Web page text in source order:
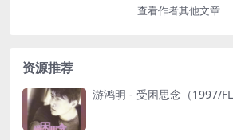
查看作者其他文章
资源推荐
游鸿明 - 受困思念（1997/